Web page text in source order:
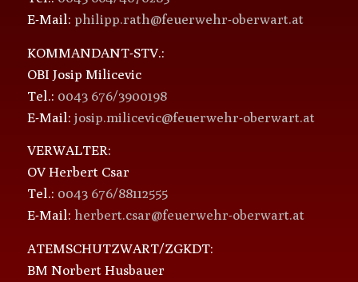
E-Mail: philipp.rath@feuerwehr-oberwart.at
KOMMANDANT-STV.:
OBI Josip Milicevic
Tel.: 0043 676/3900198
E-Mail: josip.milicevic@feuerwehr-oberwart.at
VERWALTER:
OV Herbert Csar
Tel.: 0043 676/88112555
E-Mail: herbert.csar@feuerwehr-oberwart.at
ATEMSCHUTZWART/ZGKDT:
BM Norbert Husbauer